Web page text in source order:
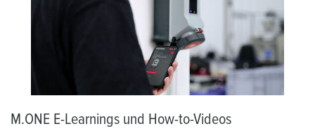
M.ONE E-Learnings und How-to-Videos